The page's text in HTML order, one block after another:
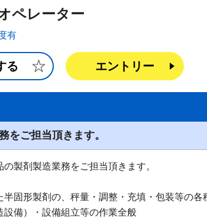
ペレーター
有
る エントリー
をご担当頂きます。
製剤製造業務をご担当頂きます。
半固形製剤の、秤量・調整・充填・包装等の
設備）・設備組立等の作業全般